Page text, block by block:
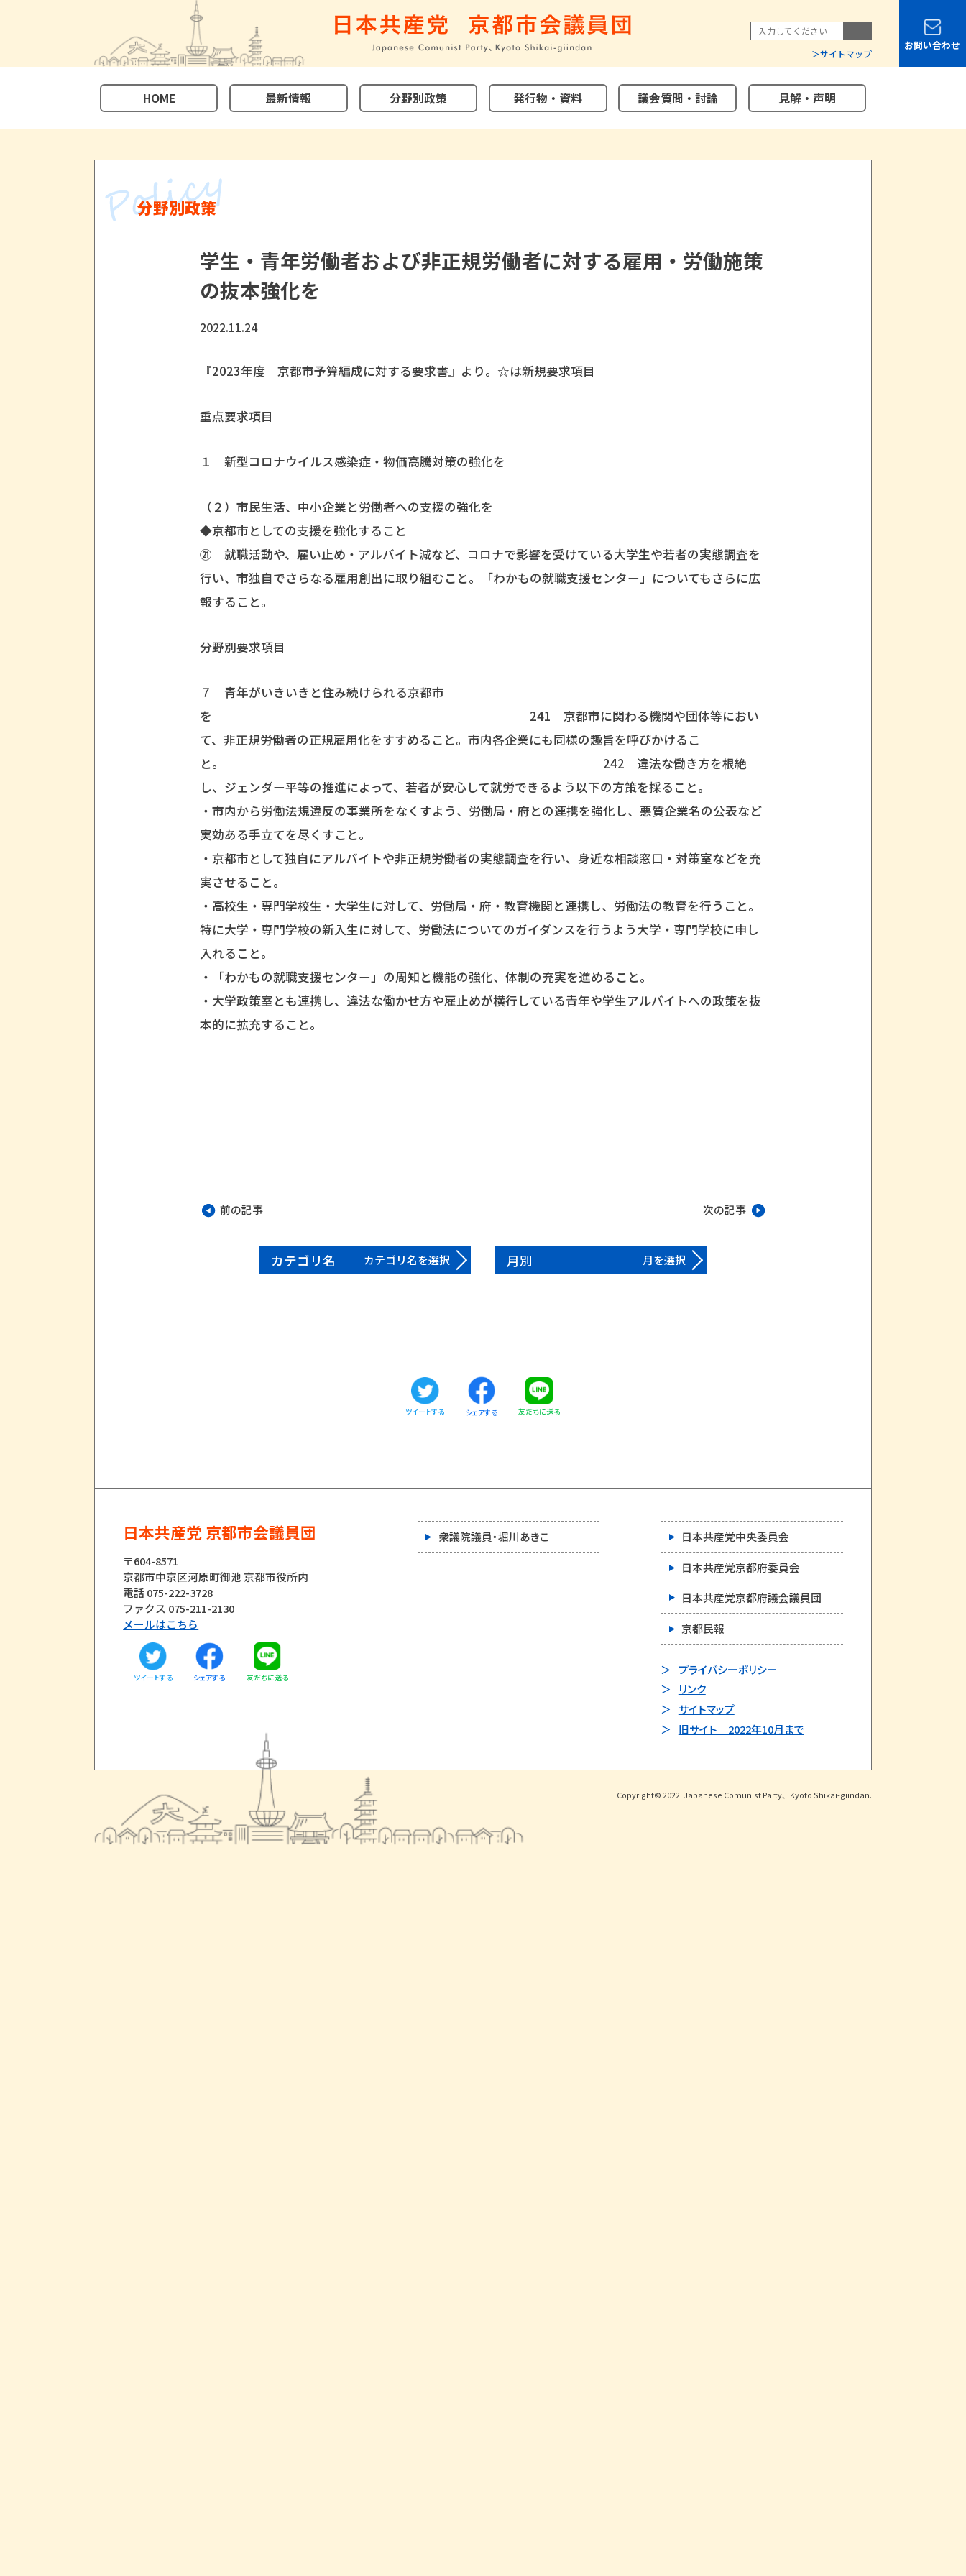
サイトマップ
HOME 最新情報 分野別政策 発行物・資料 議会質問・討論 見解・声明
お問い合わせ
分野別政策
学生・青年労働者および非正規労働者に対する雇用・労働施策
の抜本強化を
2022.11.24
『2023年度 京都市予算編成に対する要求書』より。☆は新規要求項目
重点要求項目
１ 新型コロナウイルス感染症・物価高騰対策の強化を
（２）市民生活、中小企業と労働者への支援の強化を
◆京都市としての支援を強化すること
㉑ 就職活動や、雇い止め・アルバイト減など、コロナで影響を受けている大学生や若者の実態調査を
行い、市独自でさらなる雇用創出に取り組むこと。「わかもの就職支援センター」についてもさらに広
報すること。
分野別要求項目
７ 青年がいきいきと住み続けられる京都市
を 241 京都市に関わる機関や団体等におい
て、非正規労働者の正規雇用化をすすめること。市内各企業にも同様の趣旨を呼びかけるこ
と。 242 違法な働き方を根絶
し、ジェンダー平等の推進によって、若者が安心して就労できるよう以下の方策を採ること。
・市内から労働法規違反の事業所をなくすよう、労働局・府との連携を強化し、悪質企業名の公表など
実効ある手立てを尽くすこと。
・京都市として独自にアルバイトや非正規労働者の実態調査を行い、身近な相談窓口・対策室などを充
実させること。
・高校生・専門学校生・大学生に対して、労働局・府・教育機関と連携し、労働法の教育を行うこと。
特に大学・専門学校の新入生に対して、労働法についてのガイダンスを行うよう大学・専門学校に申し
入れること。
・「わかもの就職支援センター」の周知と機能の強化、体制の充実を進めること。
・大学政策室とも連携し、違法な働かせ方や雇止めが横行している青年や学生アルバイトへの政策を抜
本的に拡充すること。
前の記事 次の記事
カテゴリ名 カテゴリ名を選択 月別 月を選択
ツイートする シェアする 友だちに送る
日本共産党 京都市会議員団
〒604-8571
京都市中京区河原町御池 京都市役所内
電話 075-222-3728
ファクス 075-211-2130
メールはこちら
ツイートする シェアする 友だちに送る
衆議院議員・堀川あきこ 日本共産党中央委員会
日本共産党京都府委員会
日本共産党京都府議会議員団
京都民報
プライバシーポリシー
リンク
サイトマップ
旧サイト 2022年10月まで
Copyright© 2022. Japanese Comunist Party、Kyoto Shikai-giindan.